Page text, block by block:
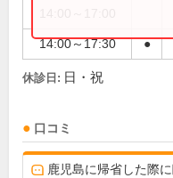
14:00～17:30 ●
休診日: 日・祝
口コミ
鹿児島に帰省した際